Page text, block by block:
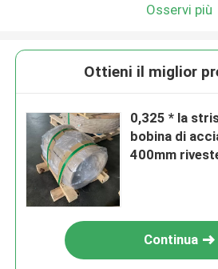
Osservi più
Ottieni il miglior
0,325 * la
bobina di
400mm
Continua